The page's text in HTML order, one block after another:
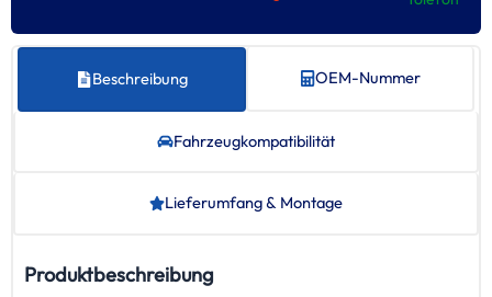
Beschreibung OEM-Nummer
Fahrzeug­kompatibilität
Lieferumfang & Montage
Produktbeschreibung